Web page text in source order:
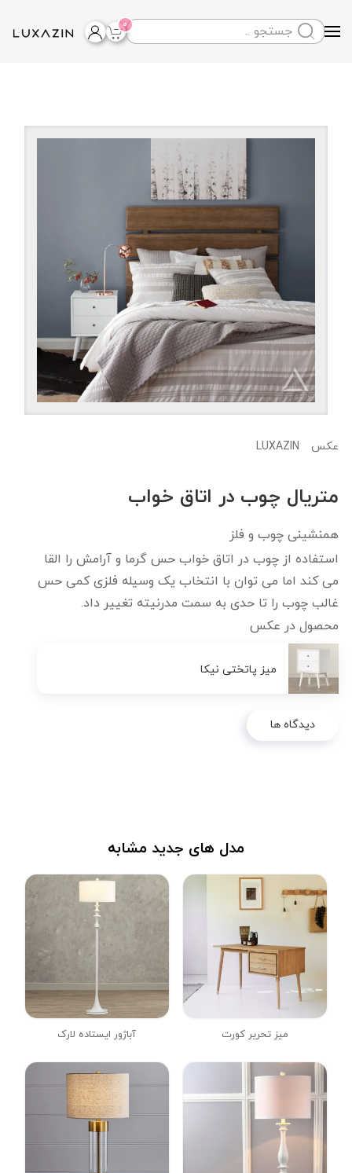
Skip to main content
0
عکس LUXAZIN
متریال چوب در اتاق خواب
همنشینی چوب و فلز
استفاده از چوب در اتاق خواب حس گرما و آرامش را القا
می کند اما می توان با انتخاب یک وسیله فلزی کمی حس
غالب چوب را تا حدی به سمت مدرنیته تغییر داد.
محصول در عکس
میز پاتختی نیکا
دیدگاه ها
مدل های جدید مشابه
میز تحریر کورت آباژور ایستاده لارک